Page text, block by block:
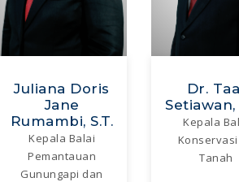
Juliana Doris
Jane
Rumambi, S.T.
Kepala Balai
Pemantauan
Gunungapi dan
Dr.
Setiawan,
Kepala
Tanah